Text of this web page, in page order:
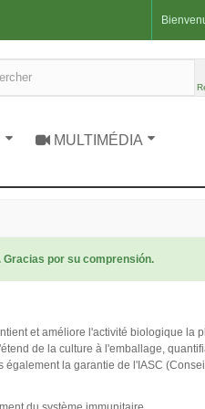
MULTIMÉDIA
por su comprensión.
et améliore l'activité biologique la
de la culture à l'emballage,
la garantie de l'IASC